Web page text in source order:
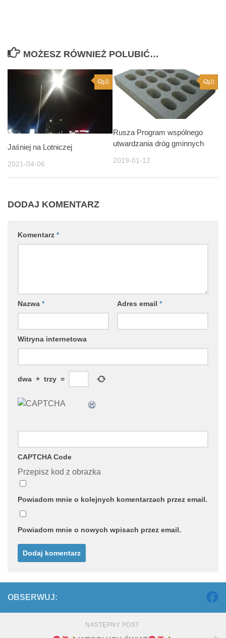
MOŻESZ RÓWNIEŻ POLUBIĆ…
0
Jaśniej na Lotniczej
2021-04-06
0
Rusza Program wspólnego
utwardzania dróg gminnych
2019-01-12
DODAJ KOMENTARZ
Komentarz *
Nazwa * Adres email *
Witryna internetowa
dwa + trzy =
CAPTCHA Code
Przepisz kod z obrazka
Powiadom mnie o kolejnych komentarzach przez email.
Powiadom mnie o nowych wpisach przez email.
OBSERWUJ:
NASTĘPNY POST